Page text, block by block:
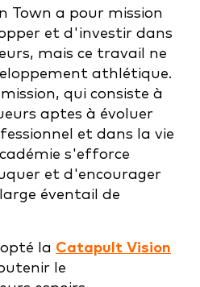
Town a pour mission
et d'investir dans
mais ce travail ne
athlétique.
qui consiste à
aptes à évoluer
et dans la vie
s'efforce
et d'encourager
éventail de
la Catapult Vision
le